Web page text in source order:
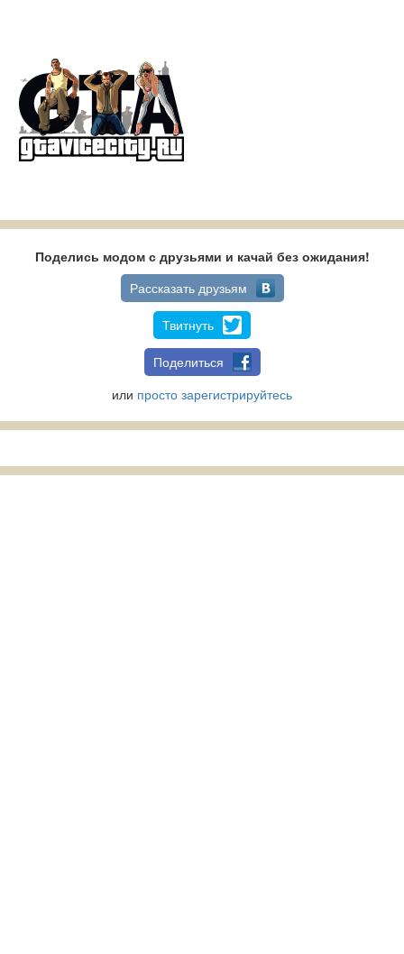
Поделись модом с друзьями и качай без ожидания!
Рассказать друзьям
Твитнуть
Поделиться
или просто зарегистрируйтесь